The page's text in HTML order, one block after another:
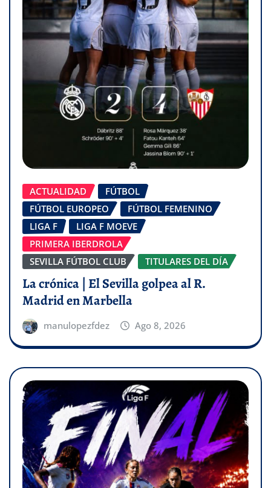
ACTUALIDAD
FÚTBOL
FÚTBOL EUROPEO
FÚTBOL FEMENINO
LIGA F
LIGA F MOEVE
PRIMERA IBERDROLA
SEVILLA FÚTBOL CLUB
TITULARES DEL DÍA
La crónica | El Sevilla golpea al R.
Madrid en Marbella
manulopezfdez Ago 8, 2026